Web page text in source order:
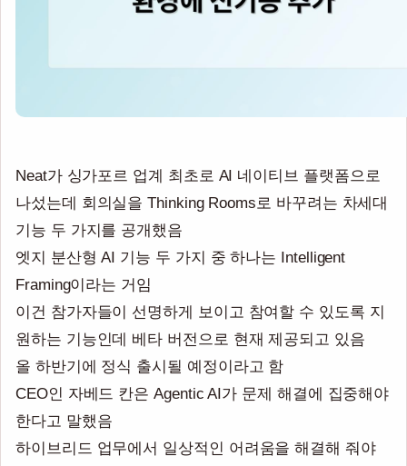
Neat가 싱가포르 업계 최초로 AI 네이티브 플랫폼으로
나섰는데 회의실을 Thinking Rooms로 바꾸려는 차세대
기능 두 가지를 공개했음
엣지 분산형 AI 기능 두 가지 중 하나는 Intelligent
Framing이라는 거임
이건 참가자들이 선명하게 보이고 참여할 수 있도록 지
원하는 기능인데 베타 버전으로 현재 제공되고 있음
올 하반기에 정식 출시될 예정이라고 함
CEO인 자베드 칸은 Agentic AI가 문제 해결에 집중해야
한다고 말했음
하이브리드 업무에서 일상적인 어려움을 해결해 줘야